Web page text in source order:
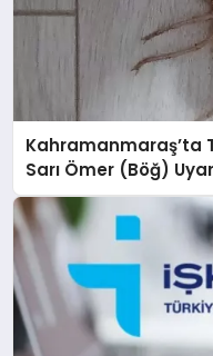
Kahramanmaraş’ta
Sarı Ömer (Böğ)